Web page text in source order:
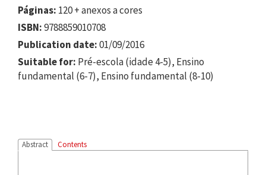
Páginas: 120 + anexos a cores
ISBN:9788859010708
Publication date:01/09/2016
Suitable for: Pré-escola (idade 4-5), Ensino
fundamental (6-7), Ensino fundamental (8-10)
Abstract Contents